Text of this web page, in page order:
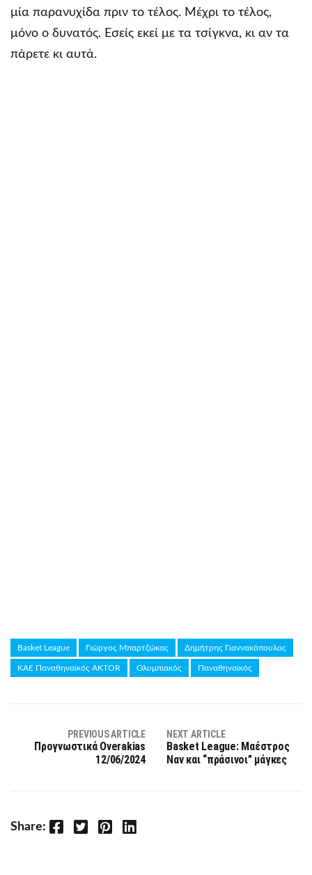
μία παρανυχίδα πριν το τέλος. Μέχρι το τέλος,
μόνο ο δυνατός. Εσείς εκεί με τα τσίγκνα, κι αν τα
πάρετε κι αυτά.
Basket League Γιώργος Μπαρτζώκας Δημήτρης Γιαννακόπουλος
ΚΑΕ Παναθηναϊκός AKTOR Ολυμπιακός Παναθηναϊκός
PREVIOUS ARTICLE
Προγνωστικά Overakias
12/06/2024
NEXT ARTICLE
Basket League: Μαέστρος
Ναν και “πράσινοι” μάγκες
Share: Facebook Twitter Pinterest LinkedIn